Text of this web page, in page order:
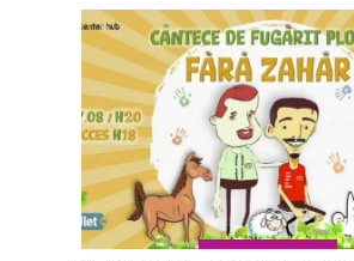
Adaugă review